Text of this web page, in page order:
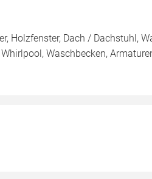
Holzfenster, Dach / Dachstuhl,
Waschbecken,